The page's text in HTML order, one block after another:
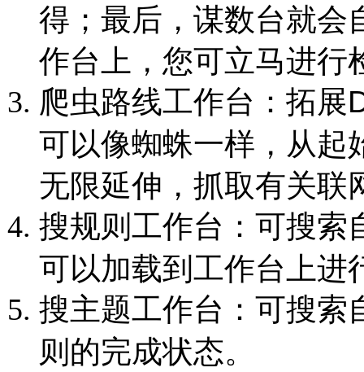
得；最后，谋数台就会
作台上，您可立马进行
爬虫路线工作台：拓展
可以像蜘蛛一样，从起
无限延伸，抓取有关联
搜规则工作台：可搜索
可以加载到工作台上进
搜主题工作台：可搜索
则的完成状态。